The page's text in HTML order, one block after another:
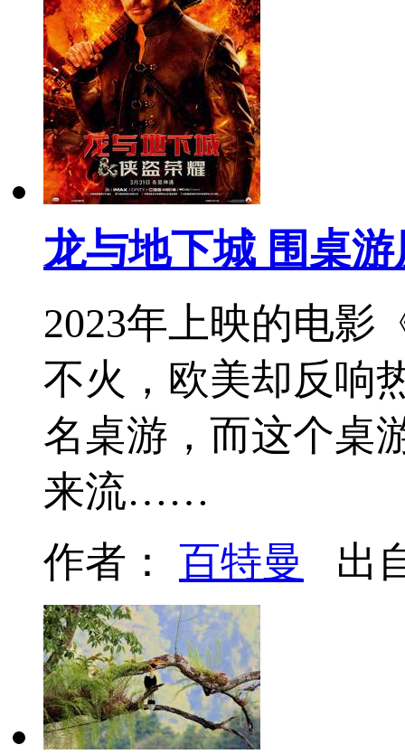
龙与地下城 围桌
2023年上映的电影
不火，欧美却反响
名桌游，而这个桌
来流……
作者： 百特曼 出